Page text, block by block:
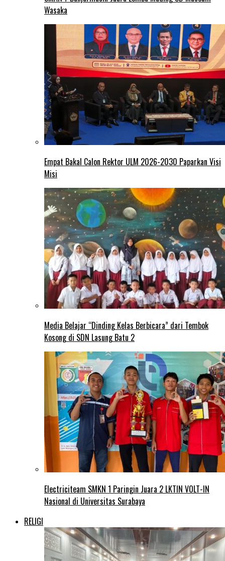
Wasaka
Empat Bakal Calon Rektor ULM 2026-2030 Paparkan Visi
Misi
Media Belajar “Dinding Kelas Berbicara” dari Tembok
Kosong di SDN Lasung Batu 2
Electriciteam SMKN 1 Paringin Juara 2 LKTIN VOLT-IN
Nasional di Universitas Surabaya
RELIGI